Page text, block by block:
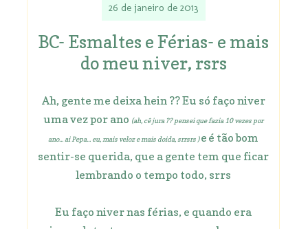
26 de janeiro de 2013
BC- Esmaltes e Férias- e mais
do meu niver, rsrs
Ah, gente me deixa hein ?? Eu só faço niver
uma vez por ano (ah, cê jura ?? pensei que fazia 10 vezes por
ano... ai Pepa... eu, mais veloz e mais doida, srrsrs )e é tão bom
sentir-se querida, que a gente tem que ficar
lembrando o tempo todo, srrs
Eu faço niver nas férias, e quando era